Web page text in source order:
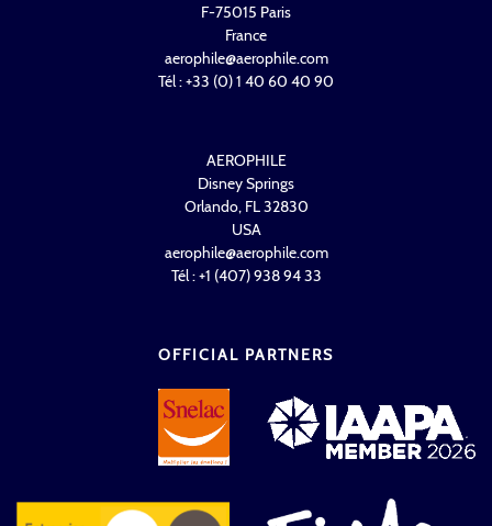
F-75015 Paris
France
aerophile@aerophile.com
Tél : +33 (0) 1 40 60 40 90
AEROPHILE
Disney Springs
Orlando, FL 32830
USA
aerophile@aerophile.com
Tél : +1 (407) 938 94 33
OFFICIAL PARTNERS